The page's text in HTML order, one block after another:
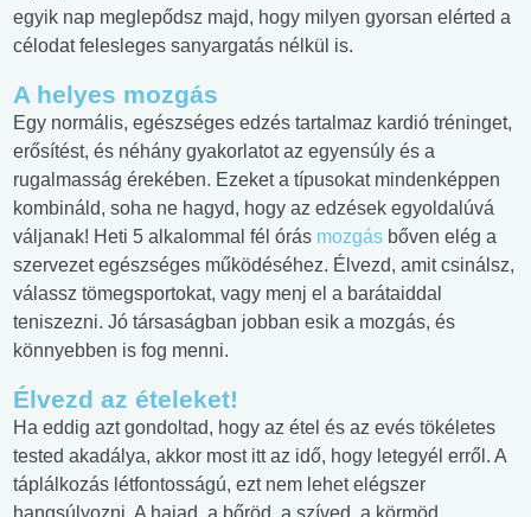
egyik nap meglepődsz majd, hogy milyen gyorsan elérted a
célodat felesleges sanyargatás nélkül is.
A helyes mozgás
Egy normális, egészséges edzés tartalmaz kardió tréninget,
erősítést, és néhány gyakorlatot az egyensúly és a
rugalmasság érekében. Ezeket a típusokat mindenképpen
kombináld, soha ne hagyd, hogy az edzések egyoldalúvá
váljanak! Heti 5 alkalommal fél órás mozgás bőven elég a
szervezet egészséges működéséhez. Élvezd, amit csinálsz,
válassz tömegsportokat, vagy menj el a barátaiddal
teniszezni. Jó társaságban jobban esik a mozgás, és
könnyebben is fog menni.
Élvezd az ételeket!
Ha eddig azt gondoltad, hogy az étel és az evés tökéletes
tested akadálya, akkor most itt az idő, hogy letegyél erről. A
táplálkozás létfontosságú, ezt nem lehet elégszer
hangsúlyozni. A hajad, a bőröd, a szíved, a körmöd,